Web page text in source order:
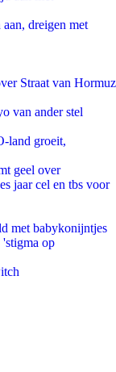
dreigen met
Straat van Hormuz
van ander stel
land groeit,
geel over
jaar cel en tbs voor
met babykonijntjes
op